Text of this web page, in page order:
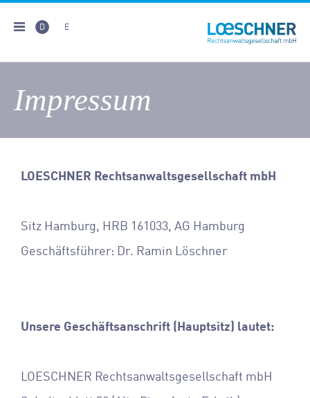
D E
Impressum
LOESCHNER Rechtsanwaltsgesellschaft mbH
Sitz Hamburg, HRB 161033, AG Hamburg
Geschäftsführer: Dr. Ramin Löschner
Unsere Geschäftsanschrift (Hauptsitz) lautet:
LOESCHNER Rechtsanwaltsgesellschaft mbH